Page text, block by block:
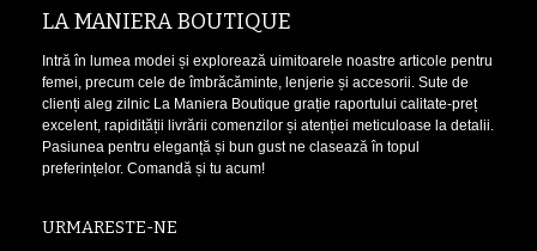
LA MANIERA BOUTIQUE
Intră în lumea modei și explorează uimitoarele noastre articole pentru
femei, precum cele de îmbrăcăminte, lenjerie și accesorii. Sute de
clienți aleg zilnic La Maniera Boutique grație raportului calitate-preț
excelent, rapidității livrării comenzilor și atenției meticuloase la detalii.
Pasiunea pentru eleganță și bun gust ne clasează în topul
preferințelor. Comandă și tu acum!
URMARESTE-NE